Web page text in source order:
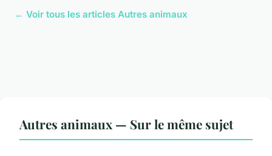
← Voir tous les articles Autres animaux
Autres animaux — Sur le même sujet